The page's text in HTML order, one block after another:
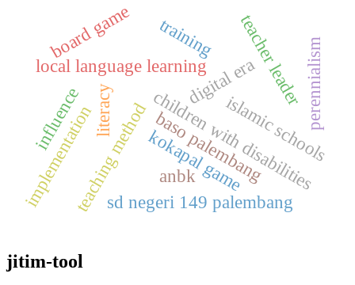
digital era
local language learning
children with disabilities
teaching method
sd negeri 149 palembang
teacher leader
baso palembang
kokapal gameislamic schools
training
literacy
board game
perennialism
anbk
implementation
influence
jitim-tool